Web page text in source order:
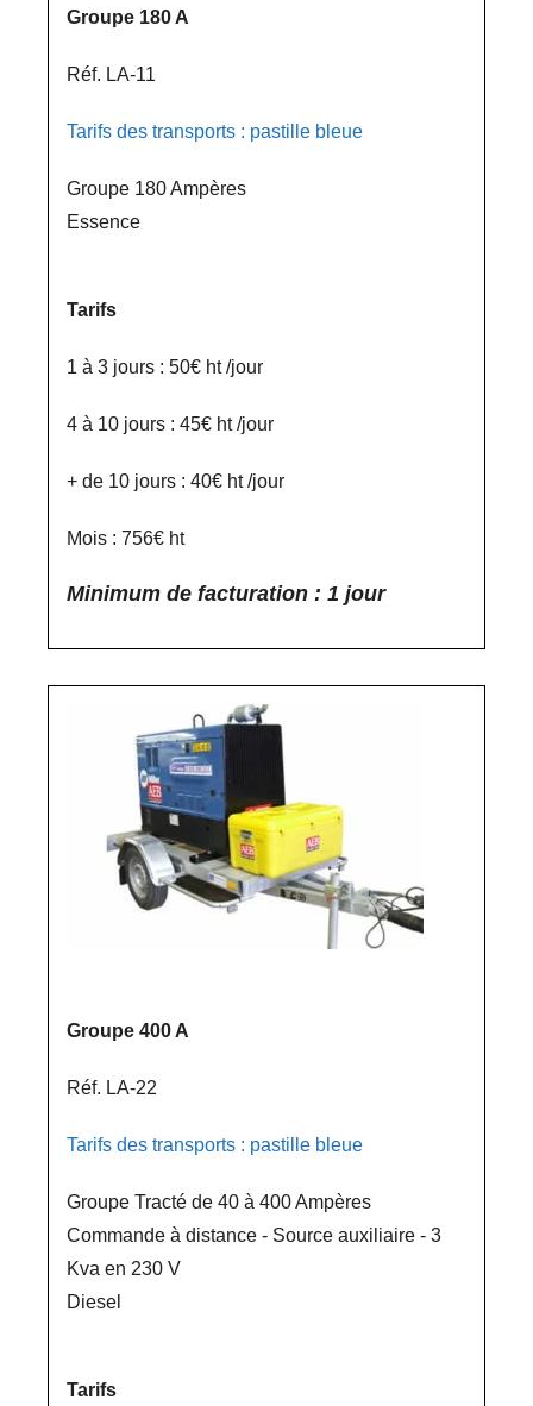
Groupe 180 A
Réf. LA-11
Tarifs des transports : pastille bleue
Groupe 180 Ampères
Essence
Tarifs
1 à 3 jours : 50€ ht /jour
4 à 10 jours : 45€ ht /jour
+ de 10 jours : 40€ ht /jour
Mois : 756€ ht
Minimum de facturation : 1 jour
Groupe 400 A
Réf. LA-22
Tarifs des transports : pastille bleue
Groupe Tracté de 40 à 400 Ampères
Commande à distance - Source auxiliaire - 3
Kva en 230 V
Diesel
Tarifs